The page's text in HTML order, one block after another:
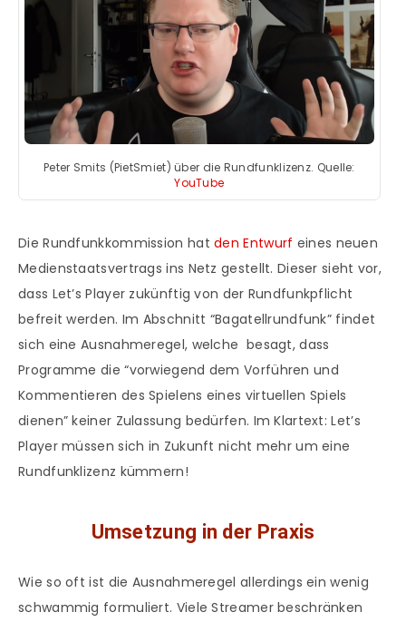
Peter Smits (PietSmiet) über die Rundfunklizenz. Quelle:
YouTube
Die Rundfunkkommission hatden Entwurf eines neuen
Medienstaatsvertrags ins Netz gestellt. Dieser sieht vor,
dass Let’s Player zukünftig von der Rundfunkpflicht
befreit werden. Im Abschnitt “Bagatellrundfunk” findet
sich eine Ausnahmeregel, welche besagt, dass
Programme die “vorwiegend dem Vorführen und
Kommentieren des Spielens eines virtuellen Spiels
dienen” keiner Zulassung bedürfen. Im Klartext: Let’s
Player müssen sich in Zukunft nicht mehr um eine
Rundfunklizenz kümmern!
Umsetzung in der Praxis
Wie so oft ist die Ausnahmeregel allerdings ein wenig
schwammig formuliert. Viele Streamer beschränken